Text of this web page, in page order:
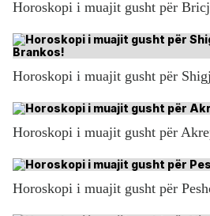
Horoskopi i muajit gusht për
Horoskopi i muajit gusht për
Horoskopi i muajit gusht për
Horoskopi i muajit gusht për